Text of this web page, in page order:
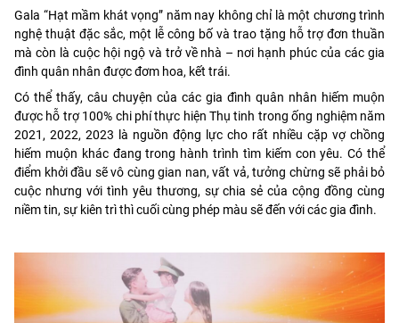
Gala “Hạt mầm khát vọng” năm nay không chỉ là một chương trình
nghệ thuật đặc sắc, một lễ công bố và trao tặng hỗ trợ đơn thuần
mà còn là cuộc hội ngộ và trở về nhà – nơi hạnh phúc của các gia
đình quân nhân được đơm hoa, kết trái.
Có thể thấy, câu chuyện của các gia đình quân nhân hiếm muộn
được hỗ trợ 100% chi phí thực hiện Thụ tinh trong ống nghiệm năm
2021, 2022, 2023 là nguồn động lực cho rất nhiều cặp vợ chồng
hiếm muộn khác đang trong hành trình tìm kiếm con yêu. Có thể
điểm khởi đầu sẽ vô cùng gian nan, vất vả, tưởng chừng sẽ phải bỏ
cuộc nhưng với tình yêu thương, sự chia sẻ của cộng đồng cùng
niềm tin, sự kiên trì thì cuối cùng phép màu sẽ đến với các gia đình.